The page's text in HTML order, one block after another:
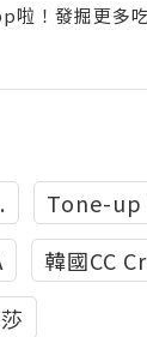
！發掘更多
Tone-up
韓國CC